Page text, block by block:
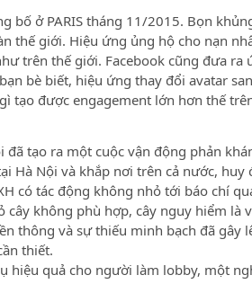
bố ở PARIS tháng 11/2015. Bọn
thế giới. Hiệu ứng ủng hộ cho nạn
trên thế giới. Facebook cũng đưa ra
bè biết, hiệu ứng thay đổi avatar
tạo được engagement lớn hơn thế
đã tạo ra một cuộc vận động phản
Hà Nội và khắp nơi trên cả nước, huy
có tác động không nhỏ tới báo chí
cây không phù hợp, cây nguy hiểm là
thông và sự thiếu minh bạch đã gây
thiết.
hiệu quả cho người làm lobby, một